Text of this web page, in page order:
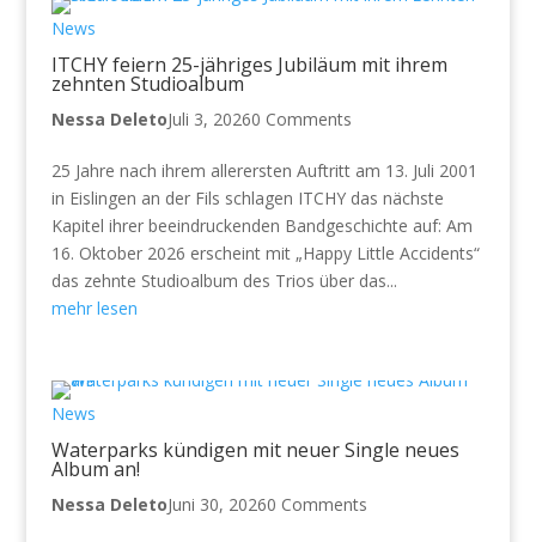
News
ITCHY feiern 25-jähriges Jubiläum mit ihrem
zehnten Studioalbum
Nessa DeletoJuli 3, 20260 Comments
25 Jahre nach ihrem allerersten Auftritt am 13. Juli 2001
in Eislingen an der Fils schlagen ITCHY das nächste
Kapitel ihrer beeindruckenden Bandgeschichte auf: Am
16. Oktober 2026 erscheint mit „Happy Little Accidents“
das zehnte Studioalbum des Trios über das...
mehr lesen
News
Waterparks kündigen mit neuer Single neues
Album an!
Nessa DeletoJuni 30, 20260 Comments